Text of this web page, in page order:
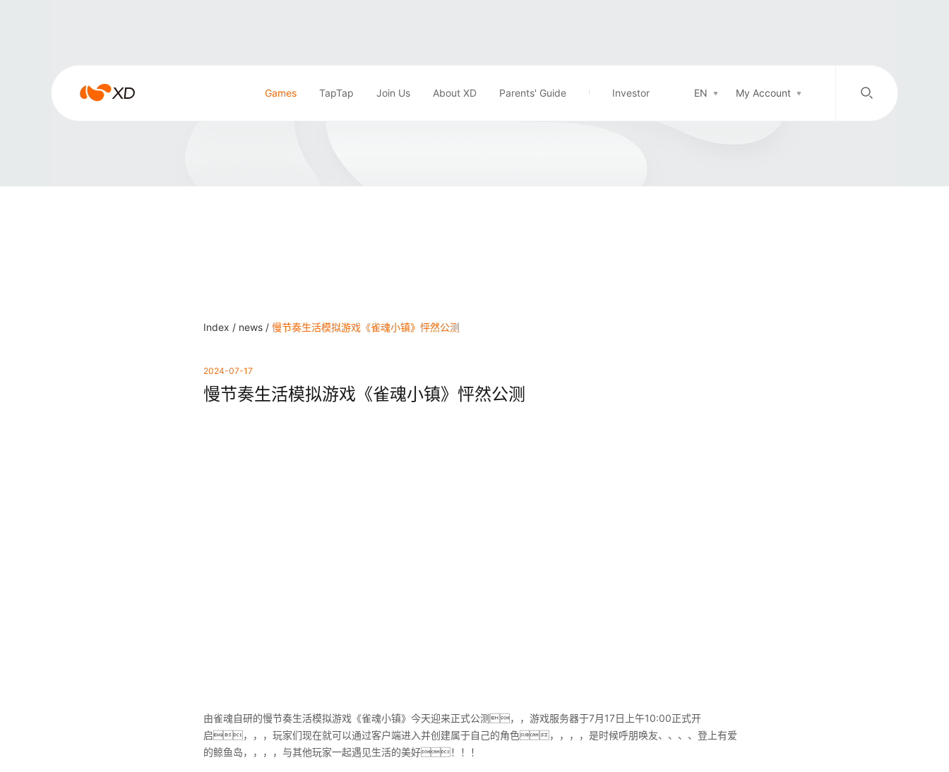
雀
Games TapTap Join Us About XD Parents' Guide Investor EN My Account
/
Index / news / 慢节奏生活模拟游戏《雀魂小镇》怦然公测
2024-07-17
慢节奏生活模拟游戏《雀魂小镇》怦然公测
由雀魂自研的慢节奏生活模拟游戏《雀魂小镇》今天迎来正式公测，，游戏服务器于7月17日上午10:00正式开
启，，，玩家们现在就可以通过客户端进入并创建属于自己的角色，，，，是时候呼朋唤友、、、、登上有爱
的鲸鱼岛，，，，与其他玩家一起遇见生活的美好！！！